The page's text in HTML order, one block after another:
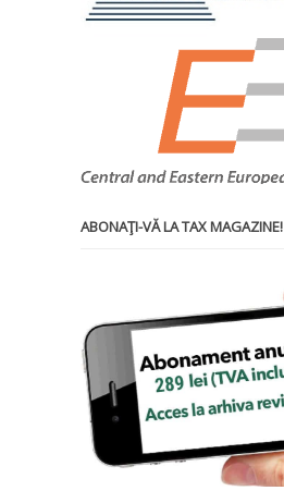
ABONAŢI-VĂ LA TAX MAGAZINE!